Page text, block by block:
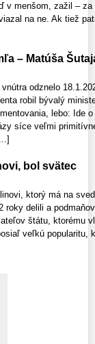
v menšom, zažil –
na ne. Ak tiež
– Matúša
odznelo
robil bývalý
lebo: Ide
síce veľmi
bol svätec
ktorý má na
roky delili a
štátu, ktorému
veľkú popularitu,